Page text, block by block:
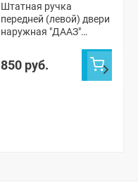
Штатная ручка
передней (левой) двери
наружная "ДААЗ"
850 руб.